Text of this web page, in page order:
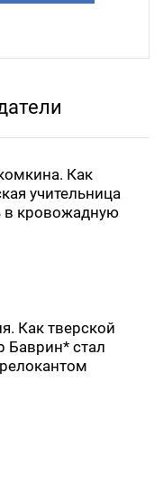
Как
учительница
в кровожадную
Как тверской
Баврин* стал